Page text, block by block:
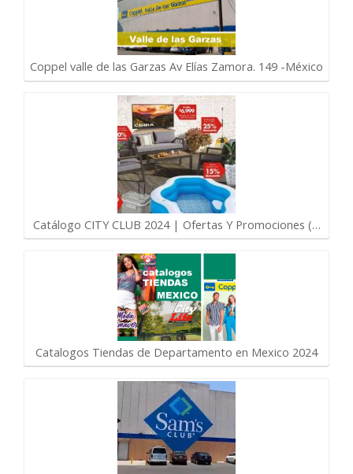
Coppel valle de las Garzas Av Elías Zamora. 149 -México
Catálogo CITY CLUB 2024 | Ofertas Y Promociones (…
Catalogos Tiendas de Departamento en Mexico 2024